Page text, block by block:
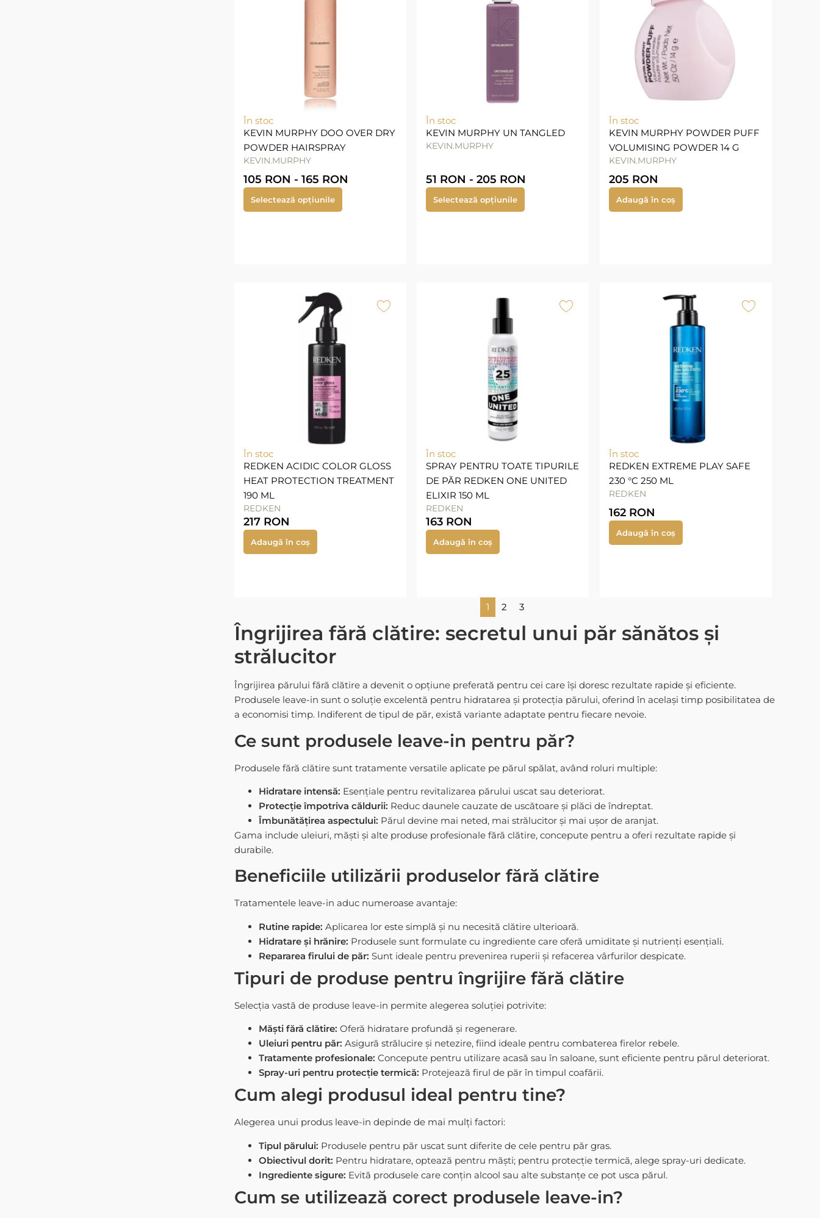
În stoc
KEVIN MURPHY DOO OVER DRY
POWDER HAIRSPRAY
KEVIN.MURPHY
105 RON - 165 RON
Selectează opțiunile
În stoc
KEVIN MURPHY UN TANGLED
KEVIN.MURPHY
51 RON -205 RON
Selectează opțiunile
În stoc
KEVIN MURPHY POWDER PUFF
VOLUMISING POWDER 14 G
KEVIN.MURPHY
205 RON
Adaugă în coș
În stoc
REDKEN ACIDIC COLOR GLOSS
HEAT PROTECTION TREATMENT
190 ML
REDKEN
217 RON
Adaugă în coș
În stoc
SPRAY PENTRU TOATE TIPURILE
DE PĂR REDKEN ONE UNITED
ELIXIR 150 ML
REDKEN
163 RON
Adaugă în coș
În stoc
REDKEN EXTREME PLAY SAFE
230 °C 250 ML
REDKEN
162 RON
Adaugă în coș
1 2 3
Îngrijirea fără clătire: secretul unui păr sănătos și
strălucitor
Îngrijirea părului fără clătire a devenit o opțiune preferată pentru cei care își doresc rezultate rapide și eficiente.
Produsele leave-in sunt o soluție excelentă pentru hidratarea și protecția părului, oferind în același timp posibilitatea de
a economisi timp. Indiferent de tipul de păr, există variante adaptate pentru fiecare nevoie.
Ce sunt produsele leave-in pentru păr?
Produsele fără clătire sunt tratamente versatile aplicate pe părul spălat, având roluri multiple:
Hidratare intensă: Esențiale pentru revitalizarea părului uscat sau deteriorat.
Protecție împotriva căldurii: Reduc daunele cauzate de uscătoare și plăci de îndreptat.
Îmbunătățirea aspectului: Părul devine mai neted, mai strălucitor și mai ușor de aranjat.
Gama include uleiuri, măști și alte produse profesionale fără clătire, concepute pentru a oferi rezultate rapide și
durabile.
Beneficiile utilizării produselor fără clătire
Tratamentele leave-in aduc numeroase avantaje:
Rutine rapide: Aplicarea lor este simplă și nu necesită clătire ulterioară.
Hidratare și hrănire: Produsele sunt formulate cu ingrediente care oferă umiditate și nutrienți esențiali.
Repararea firului de păr: Sunt ideale pentru prevenirea ruperii și refacerea vârfurilor despicate.
Tipuri de produse pentru îngrijire fără clătire
Selecția vastă de produse leave-in permite alegerea soluției potrivite:
Măști fără clătire: Oferă hidratare profundă și regenerare.
Uleiuri pentru păr: Asigură strălucire și netezire, fiind ideale pentru combaterea firelor rebele.
Tratamente profesionale: Concepute pentru utilizare acasă sau în saloane, sunt eficiente pentru părul deteriorat.
Spray-uri pentru protecție termică: Protejează firul de păr în timpul coafării.
Cum alegi produsul ideal pentru tine?
Alegerea unui produs leave-in depinde de mai mulți factori:
Tipul părului: Produsele pentru păr uscat sunt diferite de cele pentru păr gras.
Obiectivul dorit: Pentru hidratare, optează pentru măști; pentru protecție termică, alege spray-uri dedicate.
Ingrediente sigure: Evită produsele care conțin alcool sau alte substanțe ce pot usca părul.
Cum se utilizează corect produsele leave-in?